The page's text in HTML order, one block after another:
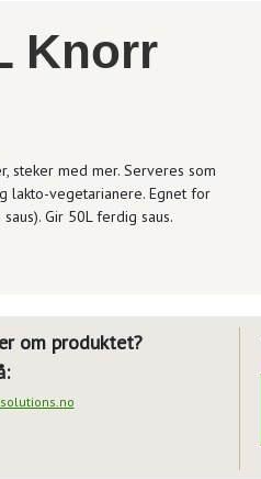
Knorr
steker med mer. Serveres som
lakto-vegetarianere. Egnet for
Gir 50L ferdig saus.
om produktet?